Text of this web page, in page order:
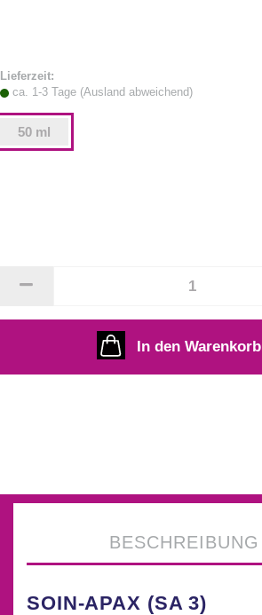
Lieferzeit:
ca. 1-3 Tage (Ausland abweichend)
50 ml
In den Warenkorb
BESCHREIBUNG
SOIN-APAX (SA 3)